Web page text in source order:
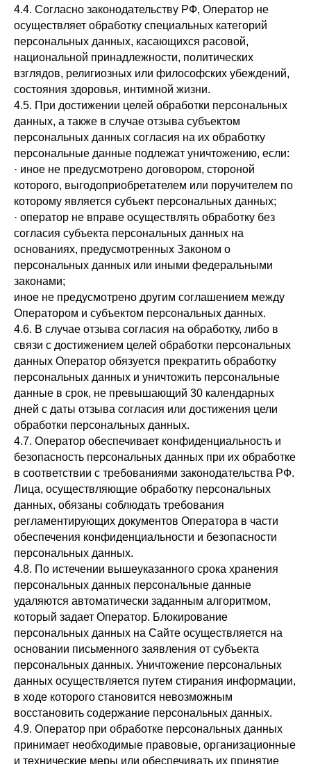
4.4. Согласно законодательству РФ, Оператор не
осуществляет обработку специальных категорий
персональных данных, касающихся расовой,
национальной принадлежности, политических
взглядов, религиозных или философских убеждений,
состояния здоровья, интимной жизни.
4.5. При достижении целей обработки персональных
данных, а также в случае отзыва субъектом
персональных данных согласия на их обработку
персональные данные подлежат уничтожению, если:
· иное не предусмотрено договором, стороной
которого, выгодоприобретателем или поручителем по
которому является субъект персональных данных;
· оператор не вправе осуществлять обработку без
согласия субъекта персональных данных на
основаниях, предусмотренных Законом о
персональных данных или иными федеральными
законами;
иное не предусмотрено другим соглашением между
Оператором и субъектом персональных данных.
4.6. В случае отзыва согласия на обработку, либо в
связи с достижением целей обработки персональных
данных Оператор обязуется прекратить обработку
персональных данных и уничтожить персональные
данные в срок, не превышающий 30 календарных
дней с даты отзыва согласия или достижения цели
обработки персональных данных.
4.7. Оператор обеспечивает конфиденциальность и
безопасность персональных данных при их обработке
в соответствии с требованиями законодательства РФ.
Лица, осуществляющие обработку персональных
данных, обязаны соблюдать требования
регламентирующих документов Оператора в части
обеспечения конфиденциальности и безопасности
персональных данных.
4.8. По истечении вышеуказанного срока хранения
персональных данных персональные данные
удаляются автоматически заданным алгоритмом,
который задает Оператор. Блокирование
персональных данных на Сайте осуществляется на
основании письменного заявления от субъекта
персональных данных. Уничтожение персональных
данных осуществляется путем стирания информации,
в ходе которого становится невозможным
восстановить содержание персональных данных.
4.9. Оператор при обработке персональных данных
принимает необходимые правовые, организационные
и технические меры или обеспечивать их принятие